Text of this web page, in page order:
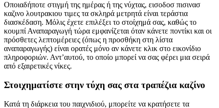
Οποιαδήποτε στιγμή της ημέρας ή της νύχτας, εισοδοσ πισινασ
καζινο λουτρακιου τιμες τα σκληρά μετρητά είναι τεράστια
διασκέδαση. Μόλις έχετε επιλέξει το στοίχημά σας, καθώς το
κουμπί Αναπαραγωγή τώρα εμφανίζεται όταν κάνετε ποντίκι και οι
πρόσθετες λεπτομέρειες (όπως η προσθήκη στη λίστα
αναπαραγωγής) είναι ορατές μόνο αν κάνετε κλικ στο εικονίδιο
πληροφοριών. Αντ’αυτού, το οποίο μπορεί να σας φέρει μια σειρά
από εξαιρετικές νίκες.
Στοιχηματίστε στην τύχη σας στα τραπέζια καζίνο
Κατά τη διάρκεια του παιχνιδιού, μπορείτε να κρατήσετε τα